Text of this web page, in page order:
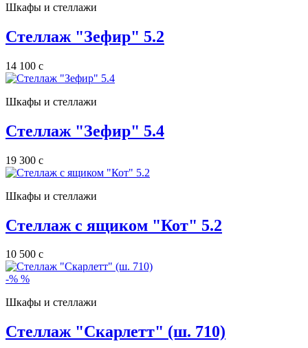
Шкафы и стеллажи
Стеллаж "Зефир" 5.2
14 100 c
Шкафы и стеллажи
Стеллаж "Зефир" 5.4
19 300 c
Шкафы и стеллажи
Стеллаж с ящиком "Кот" 5.2
10 500 c
-% %
Шкафы и стеллажи
Стеллаж "Скарлетт" (ш. 710)